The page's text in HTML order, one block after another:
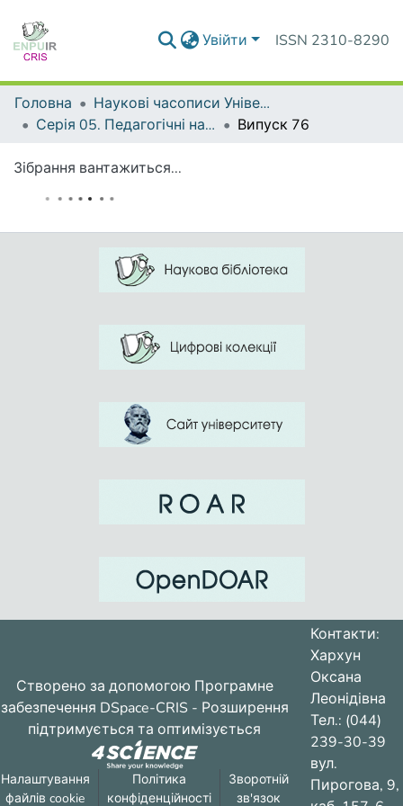
Увійти ISSN 2310-8290
Головна
Наукові часописи Університету
Серія 05. Педагогічні науки: реалії та перспективи
Випуск 76
Зібрання вантажиться...
Створено за допомогою Програмне
забезпечення DSpace-CRIS - Розширення
підтримується та оптимізується
Налаштування
файлів cookie
Політика
конфіденційності
Зворотній
зв'язок
Контакти:
Хархун
Оксана
Леонідівна
Тел.: (044)
239-30-39
вул.
Пирогова, 9,